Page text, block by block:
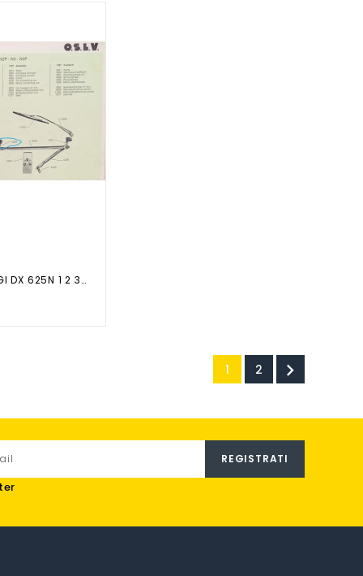
PERNO TERGI DX 625N 1 2 3P N1 2 P
1 2 